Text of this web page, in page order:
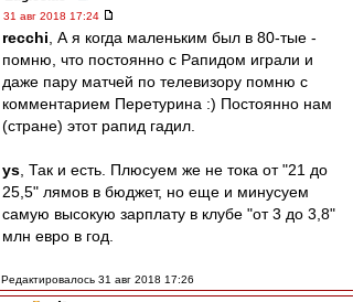
31 авг 2018 17:24
recchi , А я когда маленьким был в 80-тые -
помню, что постоянно с Рапидом играли и
даже пару матчей по телевизору помню с
комментарием Перетурина :) Постоянно нам
(стране) этот рапид гадил.
ys , Так и есть. Плюсуем же не тока от "21 до
25,5" лямов в бюджет, но еще и минусуем
самую высокую зарплату в клубе "от 3 до 3,8"
млн евро в год.
Редактировалось 31 авг 2018 17:26